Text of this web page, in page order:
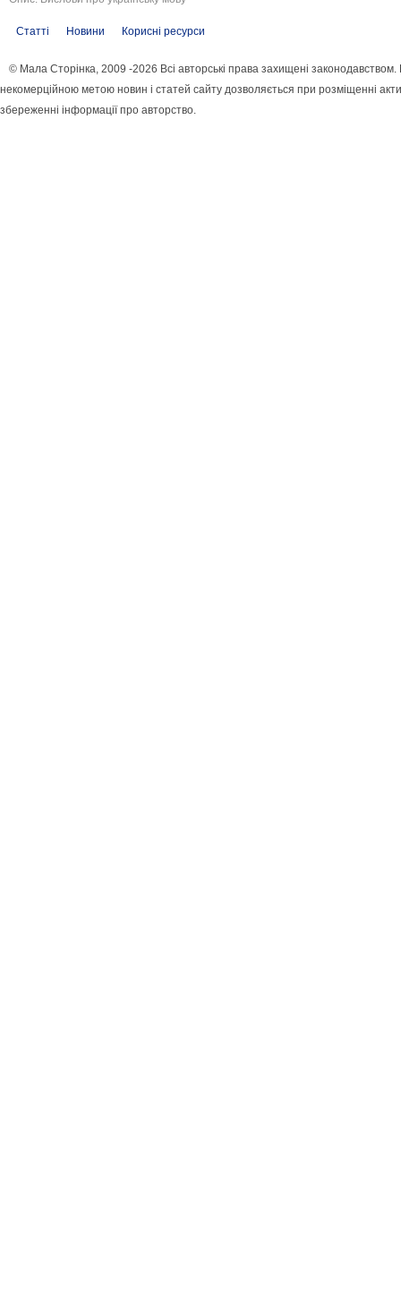
Статті Новини Корисні ресурси
© Мала Сторінка, 2009 -2026 Всі авторські права захищені
некомерційною метою новин і статей сайту дозволяється при розміщенні
збереженні інформації про авторство.